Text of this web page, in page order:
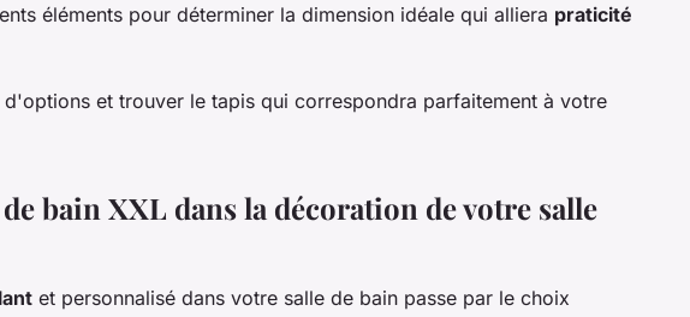
éléments pour déterminer la dimension idéale qui alliera praticité
et trouver le tapis qui correspondra parfaitement à votre
bain XXL dans la décoration de votre salle
et personnalisé dans votre salle de bain passe par le choix